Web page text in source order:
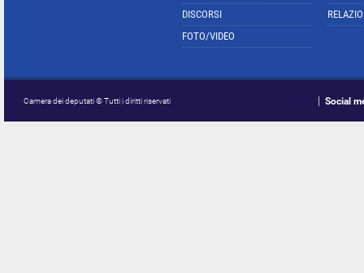
DISCORSI
FOTO/VIDEO
Camera dei deputati © Tutti i diritti riservati Social